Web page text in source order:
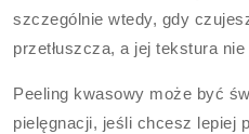
szczególnie wtedy, gdy
przetłuszcza, a jej tekstura
Peeling kwasowy może być
pielęgnacji, jeśli chcesz lepiej